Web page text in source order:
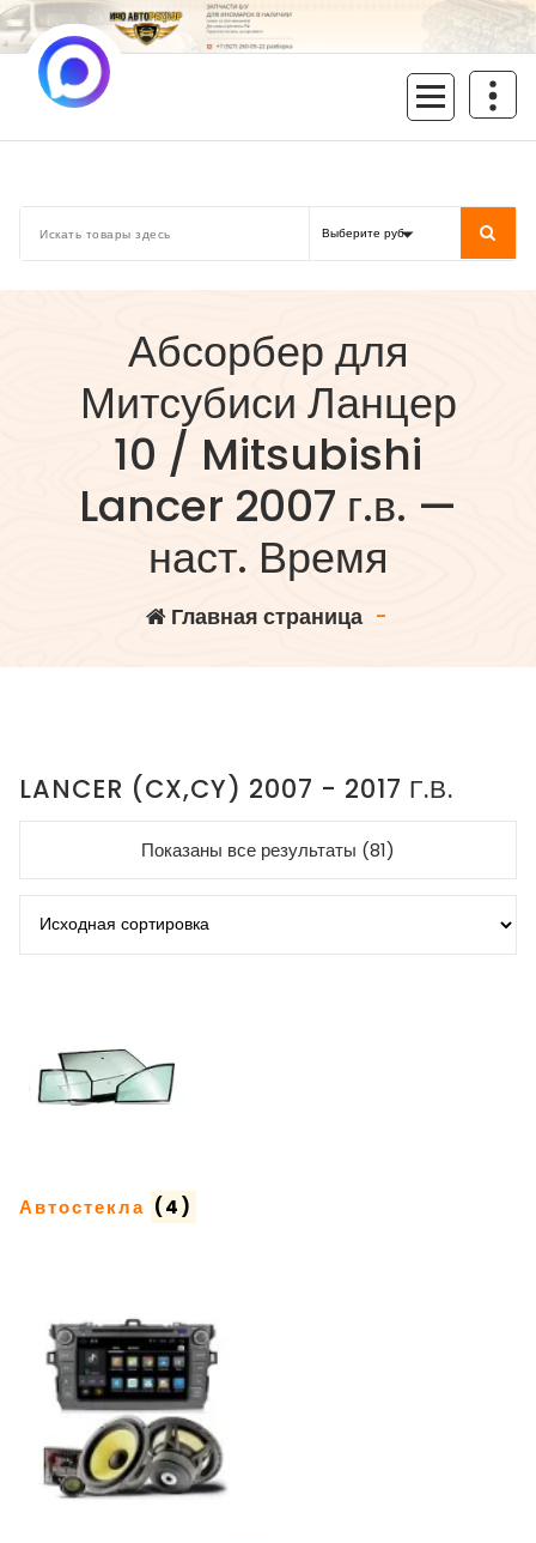
Перейти
к
содержимому
Абсорбер для
Митсубиси Ланцер
10 / Mitsubishi
Lancer 2007 г.в. —
наст. Время
Главная страница-
LANCER (CX,CY) 2007 - 2017 Г.В.
Показаны все результаты (81)
Автостекла (4)